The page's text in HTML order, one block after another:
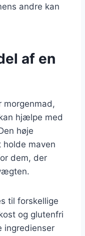
andre kan
af en
morgenmad,
hjælpe med
høje
maven
dem, der
til forskellige
og glutenfri